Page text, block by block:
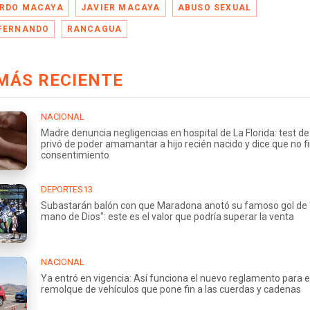
MACAYA JAVIER MACAYA ABUSO SEXUAL
RANCAGUA
RECIENTE
NACIONAL
Madre denuncia negligencias en hospital de La Florida: test de
privó de poder amamantar a hijo recién nacido y dice que no
consentimiento
DEPORTES13
Subastarán balón con que Maradona anotó su famoso gol de
mano de Dios": este es el valor que podría superar la venta
NACIONAL
Ya entró en vigencia: Así funciona el nuevo reglamento para el
remolque de vehículos que pone fin a las cuerdas y cadenas